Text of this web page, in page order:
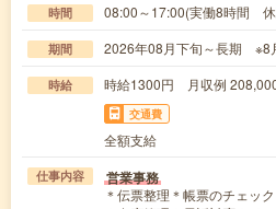
時間 08:00～17:00(実働8時間
期間 2026年08月下旬～長期 ※8
時給 時給1300円 月収例
交通費
全額支給
仕事内容 営業事務
＊伝票整理＊帳票のチェッ